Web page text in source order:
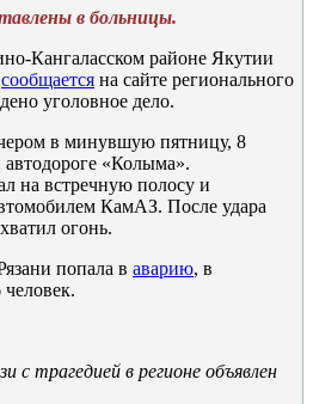
в больницы.
Кангаласском районе Якутии
сообщается на сайте регионального
уголовное дело.
в минувшую пятницу, 8
«Колыма».
на встречную полосу и
КамАЗ. После удара
огонь.
попала в аварию, в
человек.
с трагедией в регионе объявлен